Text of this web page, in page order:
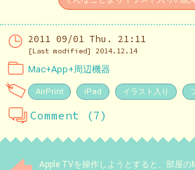
2011 09/01 Thu. 21:11
[Last modified] 2014.12.14
Mac+App+周辺機器
AirPrint iPad イラスト入り
Comment (7)
Apple TVを操作しようとすると、部屋の